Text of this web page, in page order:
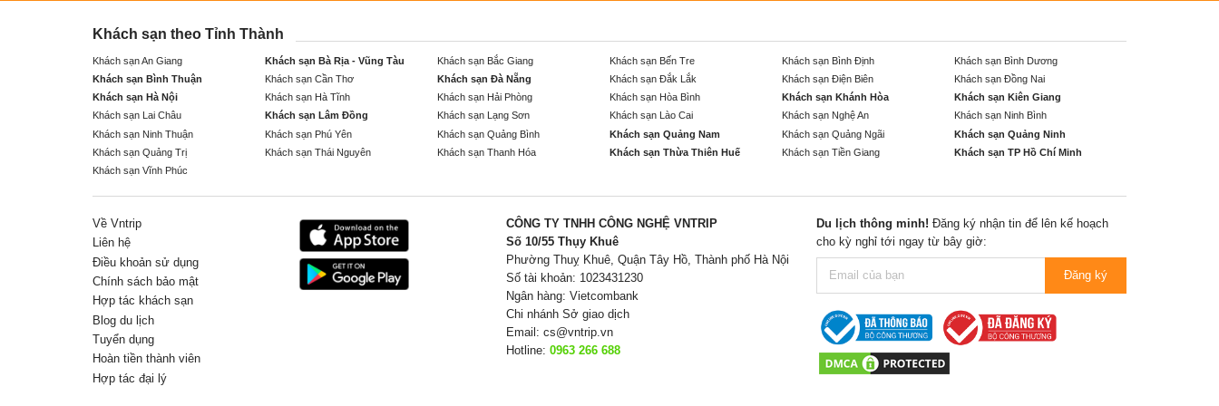
Khách sạn theo Tỉnh Thành
Khách sạn An Giang Khách sạn Bà Rịa - Vũng Tàu Khách sạn Bắc Giang Khách sạn Bến Tre Khách sạn Bình Định
Khách sạn Bình Dương
Khách sạn Bình Thuận
Khách sạn Cần Thơ Khách sạn Đà Nẵng Khách sạn Đắk Lắk Khách sạn Điện Biên
Khách sạn Đồng Nai
Khách sạn Hà Nội
Khách sạn Hà Tĩnh Khách sạn Hải Phòng Khách sạn Hòa Bình Khách sạn Khánh Hòa
Khách sạn Kiên Giang
Khách sạn Lai Châu
Khách sạn Lâm Đồng Khách sạn Lạng Sơn Khách sạn Lào Cai Khách sạn Nghệ An
Khách sạn Ninh Bình
Khách sạn Ninh Thuận
Khách sạn Phú Yên Khách sạn Quảng Bình Khách sạn Quảng Nam Khách sạn Quảng Ngãi
Khách sạn Quảng Ninh
Khách sạn Quảng Trị
Khách sạn Thái Nguyên Khách sạn Thanh Hóa Khách sạn Thừa Thiên Huế Khách sạn Tiền Giang
Khách sạn TP Hồ Chí Minh
Khách sạn Vĩnh Phúc
Về Vntrip
Liên hệ
Điều khoản sử dụng
Chính sách bảo mật
Hợp tác khách sạn
Blog du lịch
Tuyển dụng
Hoàn tiền thành viên
Hợp tác đại lý
CÔNG TY TNHH CÔNG NGHỆ VNTRIP
Số 10/55 Thụy Khuê
Phường Thuỵ Khuê, Quận Tây Hồ, Thành phố Hà Nội
Số tài khoản: 1023431230
Ngân hàng: Vietcombank
Chi nhánh Sở giao dịch
Email: cs@vntrip.vn
Hotline: 0963 266 688
Du lịch thông minh! Đăng ký nhận tin để lên kế hoạch
cho kỳ nghỉ tới ngay từ bây giờ:
Đăng ký